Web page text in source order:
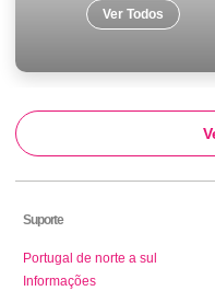
Ver Todos
Suporte
Portugal de norte a sul
Informações